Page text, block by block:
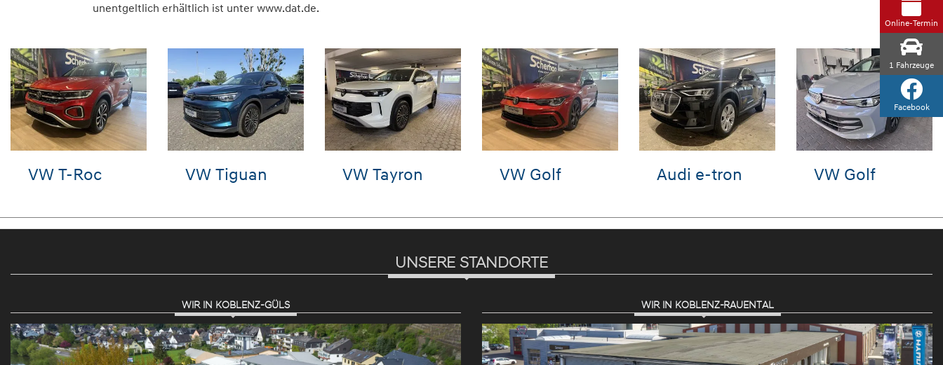
unentgeltlich erhältlich ist unter www.dat.de.
Audi e-tron VW Golf VW T-Roc VW Golf VW T-Roc Hyundai i10
UNSERE STANDORTE
WIR IN KOBLENZ-GÜLS WIR IN KOBLENZ-RAUENTAL
Online-Termin
1 Fahrzeuge
Facebook